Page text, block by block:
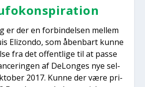
er der en for­bin­del­sen mel­lem
Elizon­do, som åben­bart kun­ne
fra det offent­li­ge til at pas­se
af DeLon­ges nye sel­
2017. Kun­ne der være pri­